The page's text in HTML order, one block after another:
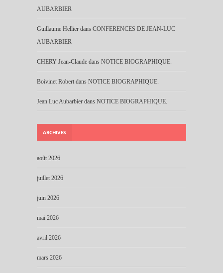
AUBARBIER
Guillaume Hellier dans CONFERENCES DE JEAN-LUC
AUBARBIER
CHERY Jean-Claude dans NOTICE BIOGRAPHIQUE.
Boivinet Robert dans NOTICE BIOGRAPHIQUE.
Jean Luc Aubarbier dans NOTICE BIOGRAPHIQUE.
ARCHIVES
août 2026
juillet 2026
juin 2026
mai 2026
avril 2026
mars 2026